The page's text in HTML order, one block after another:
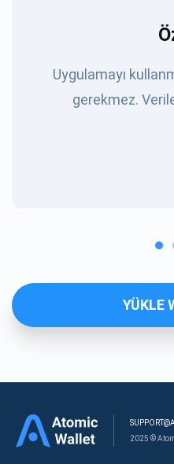
Uygulamayı
gerekmez.
YÜKLE
2025 ©